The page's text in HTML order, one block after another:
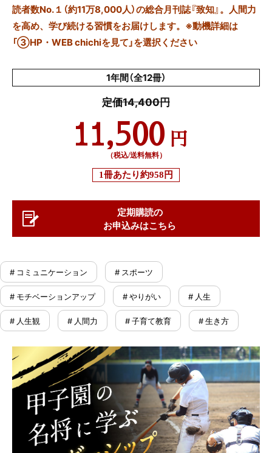
読者数No.１（約11万8,000人）の総合月刊誌『致知』。人間力
を高め、学び続ける習慣をお届けします。※動機詳細は
「③HP・WEB chichiを見て」を選択ください
1年間（全12冊）
定価14,400円
11,500 円
（税込/送料無料）
1冊あたり約958円
定期購読の
お申込みはこちら
# コミュニケーション # スポーツ
# モチベーションアップ # やりがい # 人生
# 人生観 # 人間力 # 子育て教育 # 生き方